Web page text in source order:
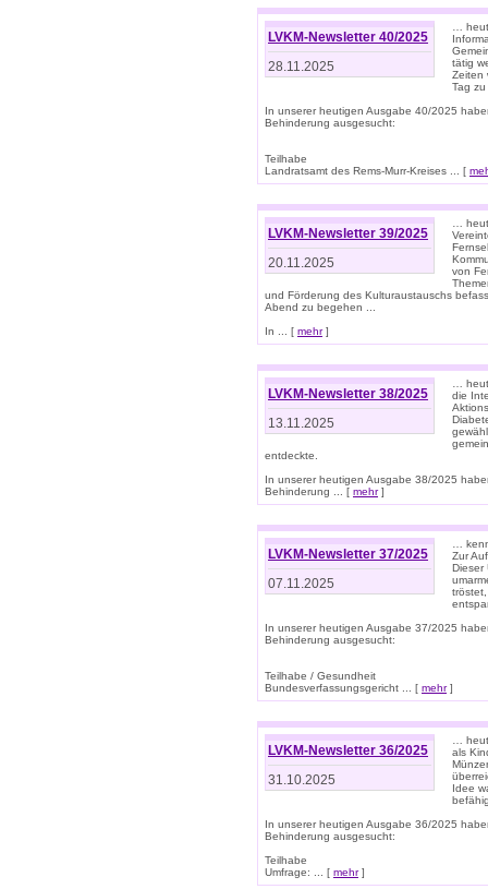
LVKM-Newsletter 40/2025
28.11.2025
…
tätig
Zeiten
Tag
In unserer heutigen Ausgabe 40/2025
Behinderung ausgesucht:
Teilhabe
Landratsamt des Rems-Murr-Kreises ... [
LVKM-Newsletter 39/2025
20.11.2025
…
von
und Förderung des Kulturaustauschs
Abend zu begehen ...
In ... [ mehr]
LVKM-Newsletter 38/2025
13.11.2025
…
die
entdeckte.
In unserer heutigen Ausgabe 38/2025
Behinderung ... [ mehr]
LVKM-Newsletter 37/2025
07.11.2025
…
Zur
Dieser
In unserer heutigen Ausgabe 37/2025
Behinderung ausgesucht:
Teilhabe / Gesundheit
Bundesverfassungsgericht ... [ mehr]
LVKM-Newsletter 36/2025
31.10.2025
…
als
Idee
In unserer heutigen Ausgabe 36/2025
Behinderung ausgesucht:
Teilhabe
Umfrage: ... [ mehr]